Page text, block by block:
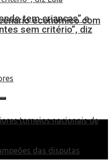
econômico com
tem crianças” e
sem critério”, diz